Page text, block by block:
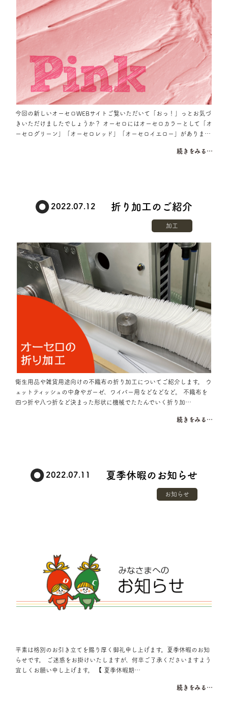
今回の新しいオーセロWEBサイトご覧いただいて「おっ！」っとお気づ
きいただけましたでしょうか？ オーセロにはオーセロカラーとして「オ
ーセログリーン」「オーセロレッド」「オーセロイエロー」がありま…
続きをみる…
2022.07.12 折り加工のご紹介
加工
衛生用品や雑貨用途向けの不織布の折り加工についてご紹介します。 ウ
ェットティッシュの中身やガーゼ、ワイパー用などなどなど。 不織布を
四つ折や八つ折など決まった形状に機械でたたんでいく折り加…
続きをみる…
2022.07.11 夏季休暇のお知らせ
お知らせ
平素は格別のお引き立てを賜り厚く御礼申し上げます。夏季休暇のお知
らせです。 ご迷惑をお掛けいたしますが、何卒ご了承くださいますよう
宜しくお願い申し上げます。 【 夏季休暇期…
続きをみる…